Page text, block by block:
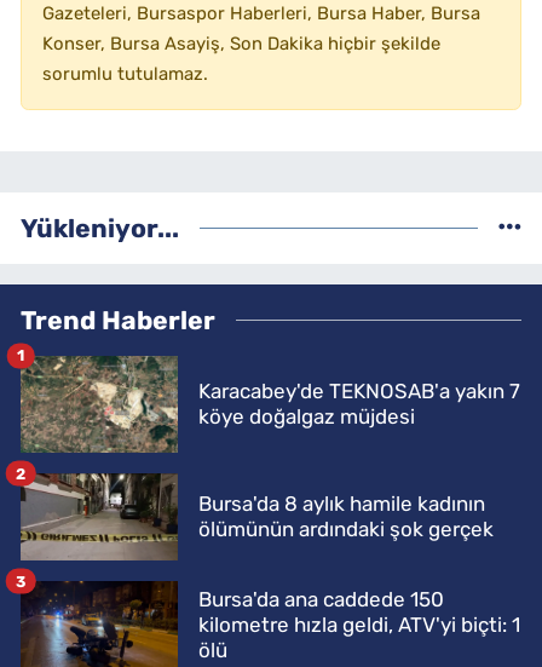
Gazeteleri, Bursaspor Haberleri, Bursa Haber, Bursa
Konser, Bursa Asayiş, Son Dakika hiçbir şekilde
sorumlu tutulamaz.
Yükleniyor...
Trend Haberler
Karacabey'de TEKNOSAB'a yakın 7
köye doğalgaz müjdesi
1
Bursa'da 8 aylık hamile kadının
ölümünün ardındaki şok gerçek
2
Bursa'da ana caddede 150
kilometre hızla geldi, ATV'yi biçti: 1
ölü
3